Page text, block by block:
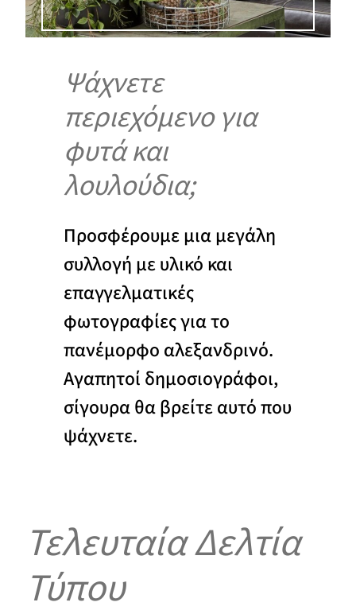
Ψάχνετε
περιεχόμενο για
φυτά και
λουλούδια;
Προσφέρουμε μια μεγάλη
συλλογή με υλικό και
επαγγελματικές
φωτογραφίες για το
πανέμορφο αλεξανδρινό.
Αγαπητοί δημοσιογράφοι,
σίγουρα θα βρείτε αυτό που
ψάχνετε.
Τελευταία Δελτία
Τύπου